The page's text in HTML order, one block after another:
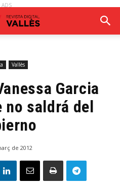
ADS
Vallès
Garcia
no saldrá del
de 2012